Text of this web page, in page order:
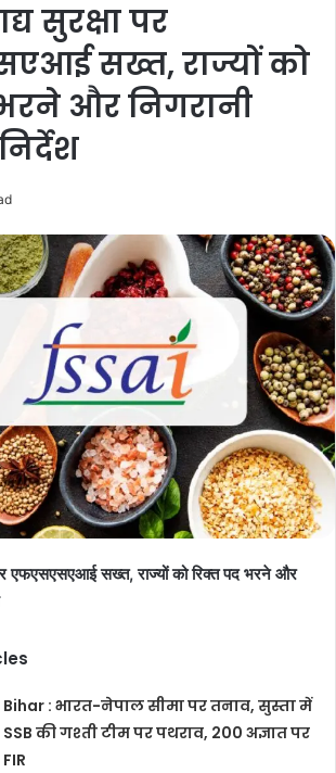
सुरक्षा पर
सख्त, राज्यों को
और निगरानी
एफएसएसएआई सख्त, राज्यों को रिक्त पद भरने और
Bihar : भारत-नेपाल सीमा पर तनाव, सुस्ता में
SSB की गश्ती टीम पर पथराव, 200 अज्ञात पर
FIR